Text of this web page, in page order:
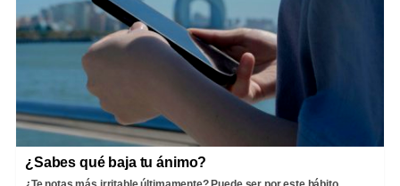
¿Sabes qué baja tu ánimo?